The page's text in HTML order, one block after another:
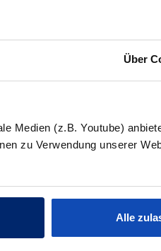
Über
Medien (z.B. Youtube)
zu Verwendung unserer
Alle
"Nur durch
Gespräch
zu einem
Ihre Familie